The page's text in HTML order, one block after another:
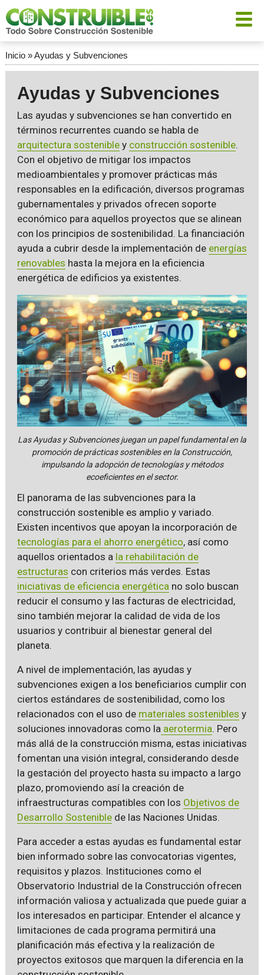
Inicio»Ayudas y Subvenciones
Ayudas y Subvenciones
Las ayudas y subvenciones se han convertido en
términos recurrentes cuando se habla de
arquitectura sostenibley construcción sostenible.
Con el objetivo de mitigar los impactos
medioambientales y promover prácticas más
responsables en la edificación, diversos programas
gubernamentales y privados ofrecen soporte
económico para aquellos proyectos que se alinean
con los principios de sostenibilidad. La financiación
ayuda a cubrir desde la implementación de energías
renovables hasta la mejora en la eficiencia
energética de edificios ya existentes.
Las Ayudas y Subvenciones juegan un papel fundamental en la
promoción de prácticas sostenibles en la Construcción,
impulsando la adopción de tecnologías y métodos
ecoeficientes en el sector.
El panorama de las subvenciones para la
construcción sostenible es amplio y variado.
Existen incentivos que apoyan la incorporación de
tecnologías para el ahorro energético, así como
aquellos orientados a la rehabilitación de
estructuras con criterios más verdes. Estas
iniciativas de eficiencia energética no solo buscan
reducir el consumo y las facturas de electricidad,
sino también mejorar la calidad de vida de los
usuarios y contribuir al bienestar general del
planeta.
A nivel de implementación, las ayudas y
subvenciones exigen a los beneficiarios cumplir con
ciertos estándares de sostenibilidad, como los
relacionados con el uso de materiales sostenibles y
soluciones innovadoras como la aerotermia. Pero
más allá de la construcción misma, estas iniciativas
fomentan una visión integral, considerando desde
la gestación del proyecto hasta su impacto a largo
plazo, promoviendo así la creación de
infraestructuras compatibles con los Objetivos de
Desarrollo Sosteniblede las Naciones Unidas.
Para acceder a estas ayudas es fundamental estar
bien informado sobre las convocatorias vigentes,
requisitos y plazos. Instituciones como el
Observatorio Industrial de la Construcción ofrecen
información valiosa y actualizada que puede guiar a
los interesados en participar. Entender el alcance y
limitaciones de cada programa permitirá una
planificación más efectiva y la realización de
proyectos exitosos que marquen la diferencia en la